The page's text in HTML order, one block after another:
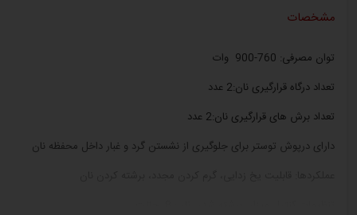
مشخصات
توان مصرفی: 760-900 وات
تعداد درگاه قرارگیری نان:2 عدد
تعداد برش های قرارگیری نان:2 عدد
دارای درپوش توستر برای جلوگیری از نشستن گرد و غبار داخل محفظه نان